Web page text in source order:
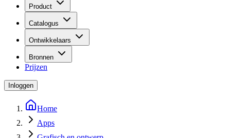
Product
Catalogus
Ontwikkelaars
Bronnen
Prijzen
Inloggen
Home
Apps